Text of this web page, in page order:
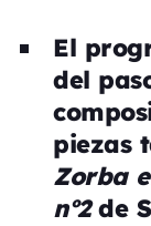
El
del
piezas
Zorba
nº2de